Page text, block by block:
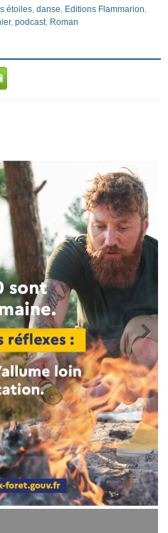
étoiles, danse, Editions Flammarion,
, podcast, Roman